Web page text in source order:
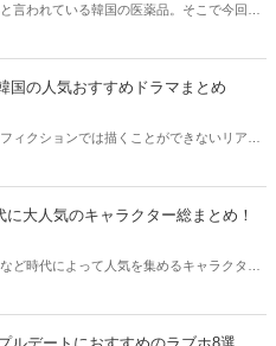
言われている韓国の医薬品。そこで今回は
国の人気おすすめドラマまとめ
ィクションでは描くことができないリアル
に大人気のキャラクター総まとめ！
ど時代によって人気を集めるキャラクター